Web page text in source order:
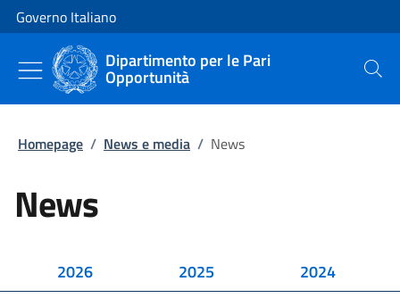
Vai al contenuto
Vai alla navigazione del sito
Governo Italiano
Dipartimento per le Pari
Opportunità Cerca
Homepage / News e media / News
News
2026 2025 2024